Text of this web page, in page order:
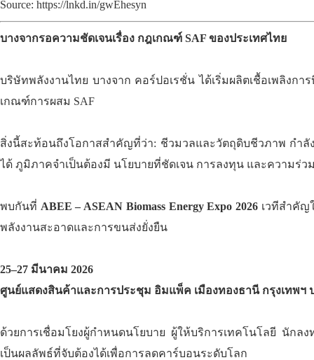
Source: https://lnkd.in/gwEhesyn
บางจากรอความชัดเจนเรื่อง กฎเกณฑ์ SAF ของประเทศไทย
บริษัทพลังงานไทย บางจาก คอร์ปอเรชั่น ได้เริ่มผลิตเชื้อเพลิงก
เกณฑ์การผสม SAF
สิ่งนี้สะท้อนถึงโอกาสสำคัญที่ว่า: ชีวมวลและวัตถุดิบชีวภาพ กำลั
ได้ ภูมิภาคจำเป็นต้องมี นโยบายที่ชัดเจน การลงทุน และความ
พบกันที่ ABEE – ASEAN Biomass Energy Expo 2026เวทีสำคัญ
พลังงานสะอาดและการขนส่งยั่งยืน
25–27 มีนาคม 2026
ศูนย์แสดงสินค้าและการประชุม อิมแพ็ค เมืองทองธานี กรุงเทพฯ
ด้วยการเชื่อมโยงผู้กำหนดนโยบาย ผู้ให้บริการเทคโนโลยี นัก
เป็นผลลัพธ์ที่จับต้องได้เพื่อการลดคาร์บอนระดับโลก